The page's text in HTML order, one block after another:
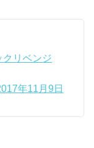
クリベンジ
年11月9日